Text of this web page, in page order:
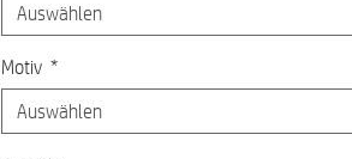
Auswählen
Motiv *
Auswählen